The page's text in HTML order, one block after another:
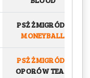
PSŻ ŻMIGRÓD
MONEYBALL
PSŻ ŻMIGRÓD
OPORÓW TEAM